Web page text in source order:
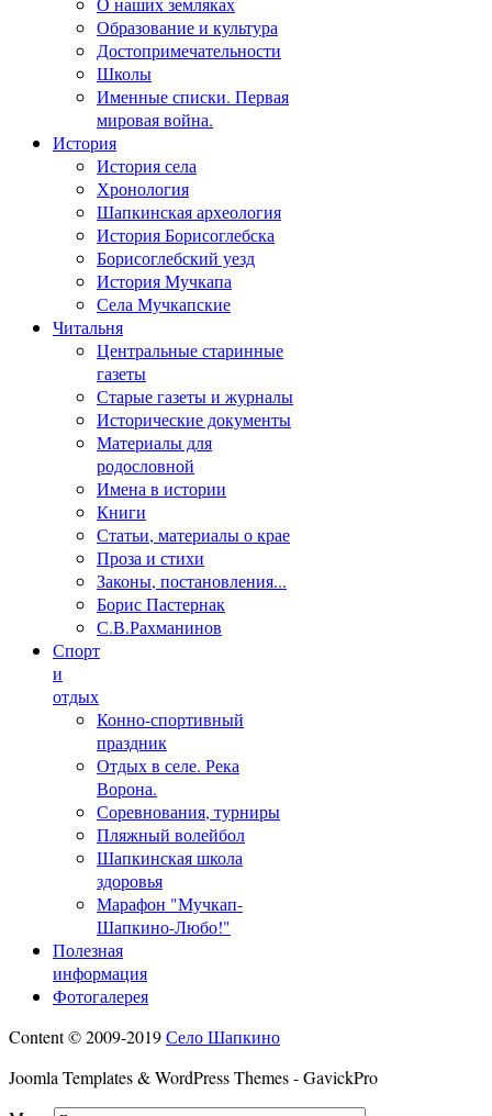
Образование и культура
Достопримечательности
Школы
Именные списки. Первая
мировая война.
История
История села
Хронология
Шапкинская археология
История Борисоглебска
Борисоглебский уезд
История Мучкапа
Села Мучкапские
Читальня
Центральные старинные
газеты
Старые газеты и журналы
Исторические документы
Материалы для
родословной
Имена в истории
Книги
Статьи, материалы о крае
Проза и стихи
Законы, постановления...
Борис Пастернак
С.В.Рахманинов
Спорт
и
отдых
Конно-спортивный
праздник
Отдых в селе. Река
Ворона.
Соревнования, турниры
Пляжный волейбол
Шапкинская школа
здоровья
Марафон "Мучкап-
Шапкино-Любо!"
Полезная
информация
Фотогалерея
Content © 2009-2019Село Шапкино
Joomla Templates & WordPress Themes - GavickPro